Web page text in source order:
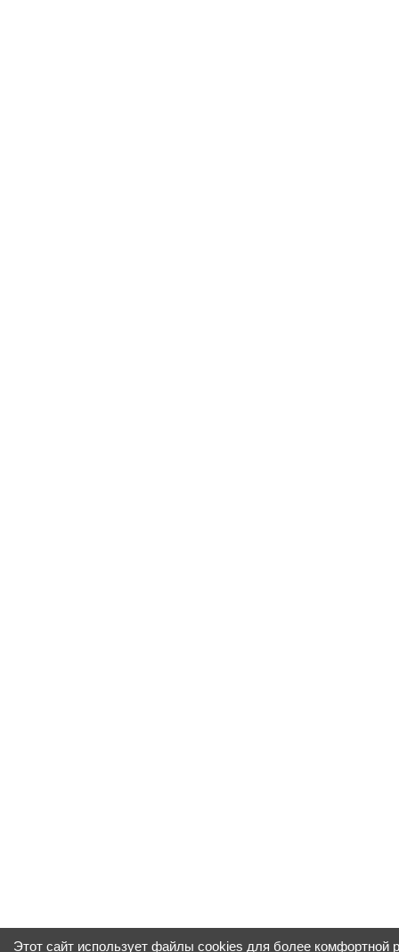
Этот сайт использует файлы cookies для более комфортной